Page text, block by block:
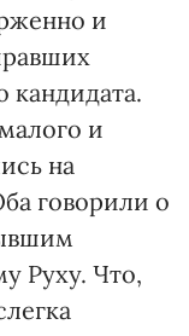
и
кандидата.
и
на
говорили о
Руху. Что,